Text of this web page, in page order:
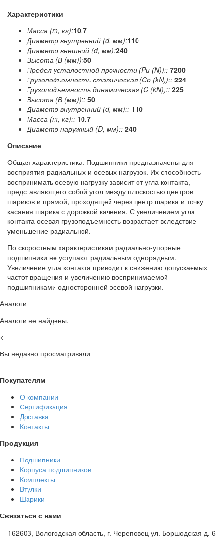
Характеристики
Масса (m, кг):10.7
Диаметр внутренний (d, мм):110
Диаметр внешний (d, мм):240
Высота (В (мм)):50
Предел усталостной прочности (Pu (N)):: 7200
Грузоподъемность статическая (Co (kN)):: 224
Грузоподъемность динамическая (C (kN)):: 225
Высота (В (мм)):: 50
Диаметр внутренний (d, мм):: 110
Масса (m, кг):: 10.7
Диаметр наружный (D, мм):: 240
Описание
Общая характеристика. Подшипники предназначены для
восприятия радиальных и осевых нагрузок. Их способность
воспринимать осевую нагрузку зависит от угла контакта,
представляющего собой угол между плоскостью центров
шариков и прямой, проходящей через центр шарика и точку
касания шарика с дорожкой качения. С увеличением угла
контакта осевая грузоподъемность возрастает вследствие
уменьшение радиальной.
По скоростным характеристикам радиально-упорные
подшипники не уступают радиальным однорядным.
Увеличение угла контакта приводит к снижению допускаемых
частот вращения и увеличению воспринимаемой
подшипниками односторонней осевой нагрузки.
Аналоги
Аналоги не найдены.
<
Вы недавно просматривали
Покупателям
О компании
Сертификация
Доставка
Контакты
Продукция
Подшипники
Корпуса подшипников
Комплекты
Втулки
Шарики
Связаться с нами
162603, Вологодская область, г. Череповец ул. Боршодская д. 6